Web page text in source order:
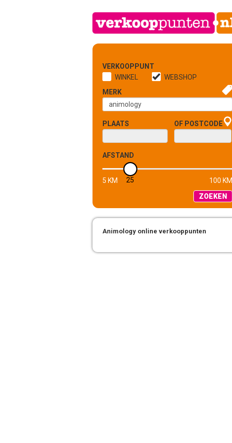
VERKOOPPUNT
WINKEL
WEBSHOP
MERK
PLAATS OF POSTCODE
AFSTAND
5 KM 25
100 KM
ZOEKEN
Animology online verkooppunten